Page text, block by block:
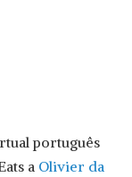
português
a Olivier da